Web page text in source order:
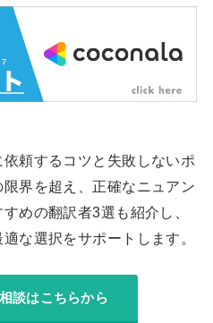
頼するコツと失敗しないポ
界を超え、正確なニュアン
めの翻訳者3選も紹介し、
な選択をサポートします。
談はこちらから